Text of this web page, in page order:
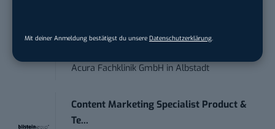
Mit deiner Anmeldung bestätigst du unsere Datenschutzerklärung.
Marketing Manager – Content
Acura Fachklinik GmbH inAlbstadt
Content Marketing Specialist Product &
Te...